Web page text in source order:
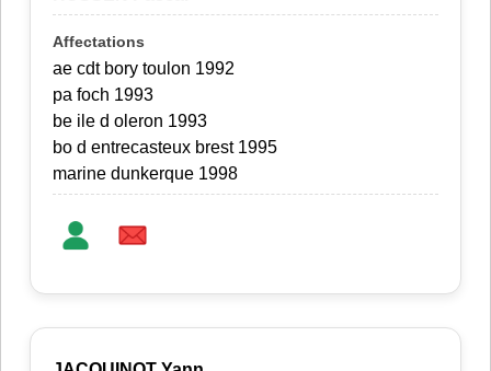
ae cdt bory toulon 1992
pa foch 1993
be ile d oleron 1993
bo d entrecasteux brest 1995
marine dunkerque 1998